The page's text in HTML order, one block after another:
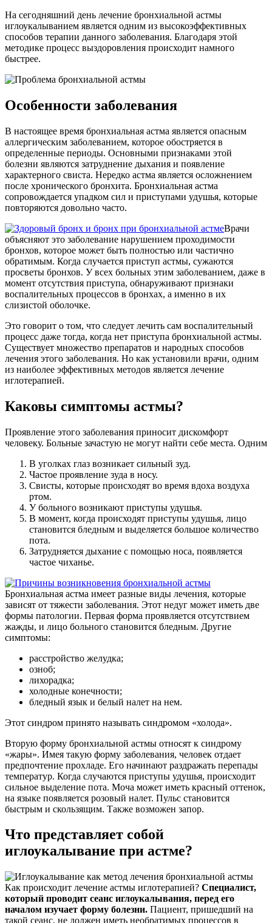
На сегодняшний день лечение бронхиальной астмы
иглоукалыванием является одним из высокоэффективных
способов терапии данного заболевания. Благодаря этой
методике процесс выздоровления происходит намного
быстрее.
Особенности заболевания
В настоящее время бронхиальная астма является опасным
аллергическим заболеванием, которое обостряется в
определенные периоды. Основными признаками этой
болезни являются затруднение дыхания и появление
характерного свиста. Нередко астма является осложнением
после хронического бронхита. Бронхиальная астма
сопровождается упадком сил и приступами удушья, которые
повторяются довольно часто.
Врачи
объясняют это заболевание нарушением проходимости
бронхов, которое может быть полностью или частично
обратимым. Когда случается приступ астмы, сужаются
просветы бронхов. У всех больных этим заболеванием, даже в
момент отсутствия приступа, обнаруживают признаки
воспалительных процессов в бронхах, а именно в их
слизистой оболочке.
Это говорит о том, что следует лечить сам воспалительный
процесс даже тогда, когда нет приступа бронхиальной астмы.
Существует множество препаратов и народных способов
лечения этого заболевания. Но как установили врачи, одним
из наиболее эффективных методов является лечение
иглотерапией.
Каковы симптомы астмы?
Проявление этого заболевания приносит дискомфорт
человеку. Больные зачастую не могут найти себе места. Одним
В уголках глаз возникает сильный зуд.
Частое проявление зуда в носу.
Свисты, которые происходят во время вдоха воздуха
ртом.
У больного возникают приступы удушья.
В момент, когда происходят приступы удушья, лицо
становится бледным и выделяется большое количество
пота.
Затрудняется дыхание с помощью носа, появляется
частое чиханье.
Бронхиальная астма имеет разные виды лечения, которые
зависят от тяжести заболевания. Этот недуг может иметь две
формы патологии. Первая форма проявляется отсутствием
жажды, и лицо больного становится бледным. Другие
симптомы:
расстройство желудка;
озноб;
лихорадка;
холодные конечности;
бледный язык и белый налет на нем.
Этот синдром принято называть синдромом «холода».
Вторую форму бронхиальной астмы относят к синдрому
«жары». Имея такую форму заболевания, человек отдает
предпочтение прохладе. Его начинают раздражать перепады
температур. Когда случаются приступы удушья, происходит
сильное выделение пота. Моча может иметь красный оттенок,
на языке появляется розовый налет. Пульс становится
быстрым и скользящим. Также возможен запор.
Что представляет собой
иглоукалывание при астме?
Как происходит лечение астмы иглотерапией? Специалист,
который проводит сеанс иглоукалывания, перед его
началом изучает форму болезни. Пациент, пришедший на
такой сеанс, не должен иметь необратимых процессов в